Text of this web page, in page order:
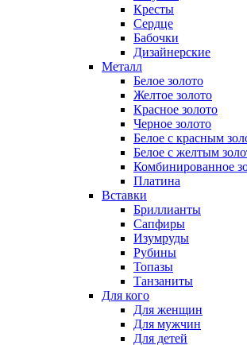
Кресты
Сердце
Бабочки
Дизайнерские
Металл
Белое золото
Желтое золото
Красное золото
Черное золото
Белое с красным
Белое с желтым
Комбинированное
Платина
Вставки
Бриллианты
Сапфиры
Изумруды
Рубины
Топазы
Танзаниты
Для кого
Для женщин
Для мужчин
Для детей